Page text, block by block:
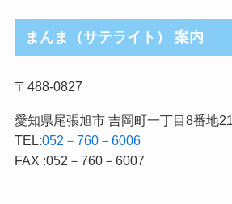
まんま（サテライト） 案内
〒488-0827
愛知県尾張旭市 吉岡町一丁目8番地21
TEL:052－760－6006
FAX :052－760－6007